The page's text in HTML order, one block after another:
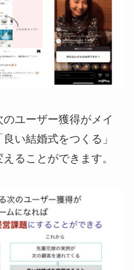
ユーザー獲得がメイ
い結婚式をつくる」
ることができます。